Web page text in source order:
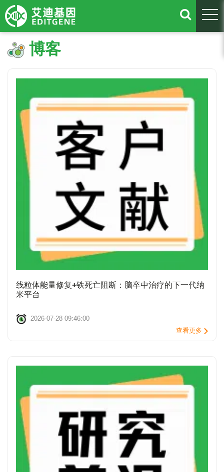
博客
线粒体能量修复+铁死亡阻断：脑卒中治疗的下一代纳
米平台
2026-07-28 09:46:00
查看更多